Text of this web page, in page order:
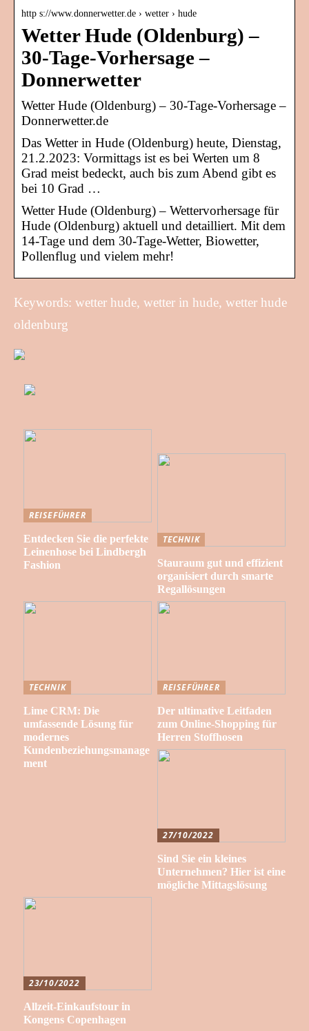
http s://www.donnerwetter.de › wetter › hude
Wetter Hude (Oldenburg) –
30-Tage-Vorhersage –
Donnerwetter
Wetter Hude (Oldenburg) – 30-Tage-Vorhersage –
Donnerwetter.de
Das Wetter in Hude (Oldenburg) heute, Dienstag,
21.2.2023: Vormittags ist es bei Werten um 8
Grad meist bedeckt, auch bis zum Abend gibt es
bei 10 Grad …
Wetter Hude (Oldenburg) – Wettervorhersage für
Hude (Oldenburg) aktuell und detailliert. Mit dem
14-Tage und dem 30-Tage-Wetter, Biowetter,
Pollenflug und vielem mehr!
Keywords: wetter hude, wetter in hude, wetter hude
oldenburg
REISEFÜHRER
Entdecken Sie die perfekte
Leinenhose bei Lindbergh
Fashion
TECHNIK
Stauraum gut und effizient
organisiert durch smarte
Regallösungen
TECHNIK
Lime CRM: Die
umfassende Lösung für
modernes
Kundenbeziehungsmanage
ment
REISEFÜHRER
Der ultimative Leitfaden
zum Online-Shopping für
Herren Stoffhosen
27/10/2022
Sind Sie ein kleines
Unternehmen? Hier ist eine
mögliche Mittagslösung
23/10/2022
Allzeit-Einkaufstour in
Kongens Copenhagen